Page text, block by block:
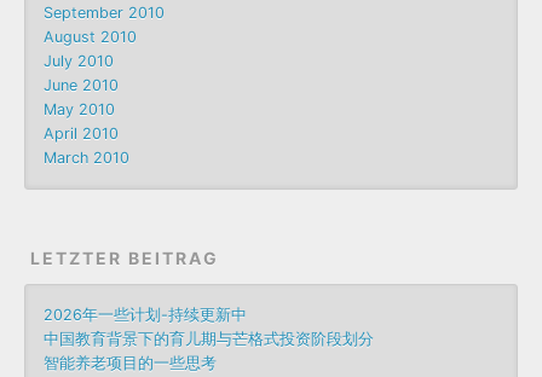
September 2010
August 2010
July 2010
June 2010
May 2010
April 2010
March 2010
LETZTER BEITRAG
2026年一些计划-持续更新中
中国教育背景下的育儿期与芒格式投资阶段划分
智能养老项目的一些思考